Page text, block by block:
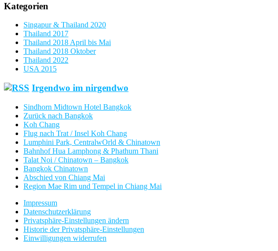
Kategorien
Singapur & Thailand 2020
Thailand 2017
Thailand 2018 April bis Mai
Thailand 2018 Oktober
Thailand 2022
USA 2015
Irgendwo im nirgendwo
Sindhorn Midtown Hotel Bangkok
Zurück nach Bangkok
Koh Chang
Flug nach Trat / Insel Koh Chang
Lumphini Park, CentralwOrld & Chinatown
Bahnhof Hua Lamphong & Phathum Thani
Talat Noi / Chinatown – Bangkok
Bangkok Chinatown
Abschied von Chiang Mai
Region Mae Rim und Tempel in Chiang Mai
Impressum
Datenschutzerklärung
Privatsphäre-Einstellungen ändern
Historie der Privatsphäre-Einstellungen
Einwilligungen widerrufen